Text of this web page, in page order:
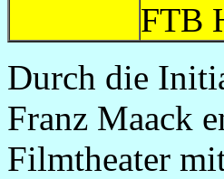
FTB
Durch die
Franz Maack
Filmtheater